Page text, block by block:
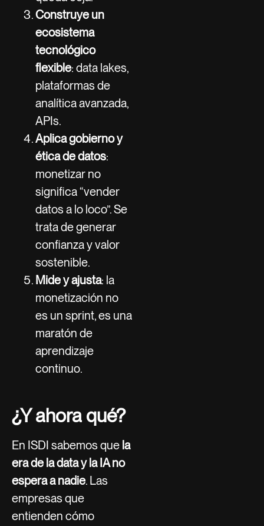
Construye un
ecosistema
tecnológico
flexible: data lakes,
plataformas de
analítica avanzada,
APIs.
Aplica gobierno y
ética de datos:
monetizar no
significa “vender
datos a lo loco”. Se
trata de generar
confianza y valor
sostenible.
Mide y ajusta: la
monetización no
es un sprint, es una
maratón de
aprendizaje
continuo.
¿Y ahora qué?
En ISDI sabemos que la
era de la data y la IA no
espera a nadie. Las
empresas que
entienden cómo